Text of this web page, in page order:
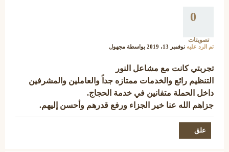
0
تصويتات
تم الرد عليه نوفمبر 13، 2019 بواسطة مجهول
تجربتي كانت مع مشاعل النور
التنظيم رائع والخدمات ممتازه جداً والعاملين والمشرفين
داخل الحملة متفانين في خدمة الحجاج.
جزاهم الله عنا خير الجزاء ورفع قدرهم وأحسن إليهم.